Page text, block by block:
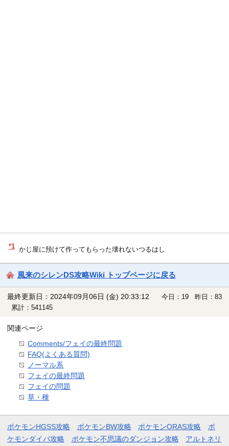
*1 かじ屋に預けて作ってもらった壊れないつるはし
風来のシレンDS攻略Wiki トップページに戻る
最終更新日：2024年09月06日 (金) 20:33:12
今日：19 昨日：83
累計：541145
関連ページ
Comments/フェイの最終問題
FAQ(よくある質問)
ノーマル系
フェイの最終問題
フェイの問題
草・種
ポケモンHGSS攻略 ポケモンBW攻略 ポケモンORAS攻略
ポ
ケモンダイパ攻略
ポケモン不思議のダンジョン攻略 アルトネリ